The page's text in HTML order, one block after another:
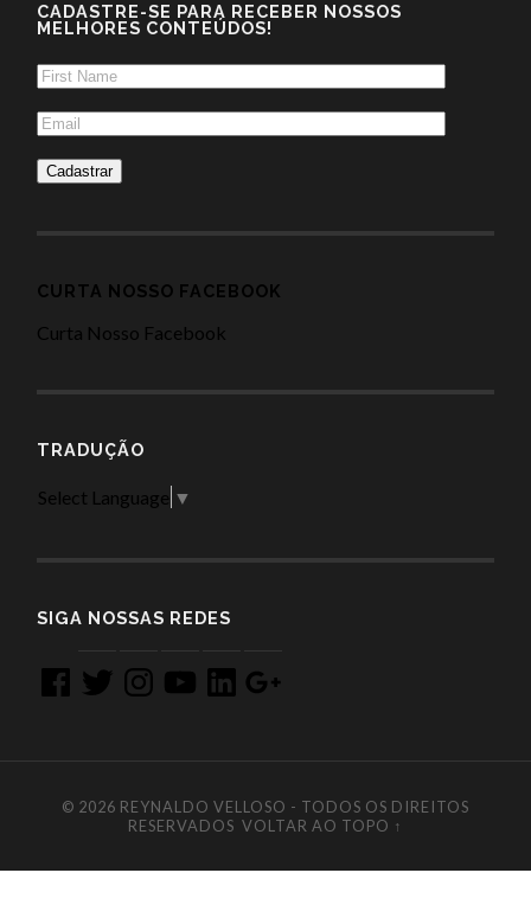
CADASTRE-SE PARA RECEBER NOSSOS
MELHORES CONTEÚDOS!
CURTA NOSSO FACEBOOK
Curta Nosso Facebook
TRADUÇÃO
Select Language ▼
SIGA NOSSAS REDES
FacebookTwitterInstagramYouTubeLinkedInGoogle
+
© 2026 REYNALDO VELLOSO - TODOS OS DIREITOS
RESERVADOS VOLTAR AO TOPO ↑